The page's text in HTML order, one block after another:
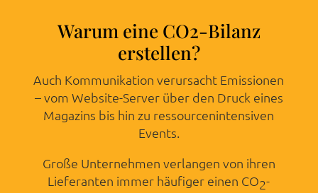
Warum eine CO2-Bilanz
erstellen?
Auch Kommunikation verursacht Emissionen
– vom Website-Server über den Druck eines
Magazins bis hin zu ressourcenintensiven
Events.
Große Unternehmen verlangen von ihren
Lieferanten immer häufiger einen CO2-